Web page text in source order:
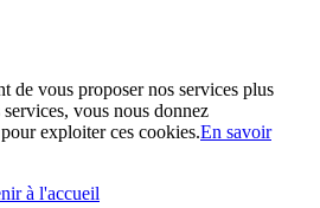
de vous proposer nos services plus
vous nous donnez
exploiter ces cookies.En savoir
à l'accueil